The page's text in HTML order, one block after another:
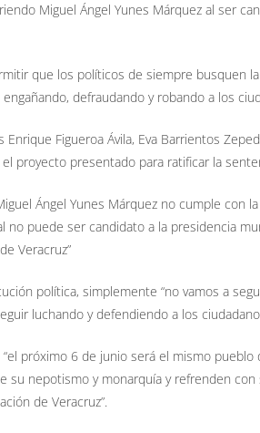
Miguel Ángel Yunes Márquez al ser
que los políticos de siempre busquen
defraudando y robando a los
Figueroa Ávila, Eva Barrientos
proyecto presentado para ratificar la
Ángel Yunes Márquez no cumple con
puede ser candidato a la presidencia
Veracruz”
política, simplemente “no vamos a
luchando y defendiendo a los
próximo 6 de junio será el mismo pueblo
su nepotismo y monarquía y refrenden con
de Veracruz”.